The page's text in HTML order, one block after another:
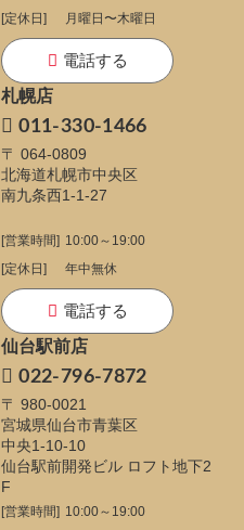
[定休日]
月曜日〜木曜日
電話する
札幌店
011-330-1466
〒 064-0809
北海道札幌市中央区
南九条西1-1-27
[営業時間] 10:00～19:00
[定休日]
年中無休
電話する
仙台駅前店
022-796-7872
〒 980-0021
宮城県仙台市青葉区
中央1-10-10
仙台駅前開発ビル ロフト地下2
F
[営業時間] 10:00～19:00